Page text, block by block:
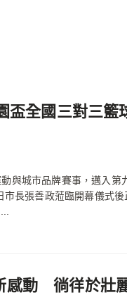
盃全國三對三籃
與城市品牌賽事，邁入第
市長張善政蒞臨開幕儀式
感動 徜徉於壯